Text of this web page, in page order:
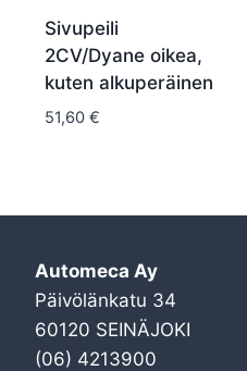
Sivupeili
2CV/Dyane oikea,
kuten alkuperäinen
51,60 €
Automeca Ay
Päivölänkatu 34
60120 SEINÄJOKI
(06) 4213900